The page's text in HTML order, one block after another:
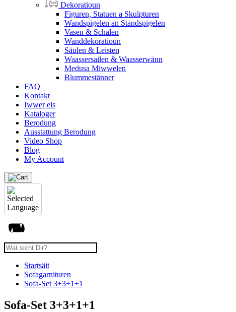
Dekoratioun
Figuren, Statuen a Skulpturen
Wandspigelen an Standspigelen
Vasen & Schalen
Wanddekoratioun
Säulen & Leisten
Waassersailen & Waasserwänn
Medusa Miwwelen
Blummestänner
FAQ
Kontakt
Iwwer eis
Kataloger
Berodung
Ausstattung Berodung
Video Shop
Blog
My Account
Startsäit
Sofagarnituren
Sofa-Set 3+3+1+1
Sofa-Set 3+3+1+1